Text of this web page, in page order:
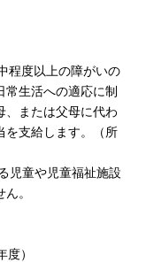
程度以上の障がいの
常生活への適応に制
、または父母に代わ
を支給します。（所
児童や児童福祉施設
。
）